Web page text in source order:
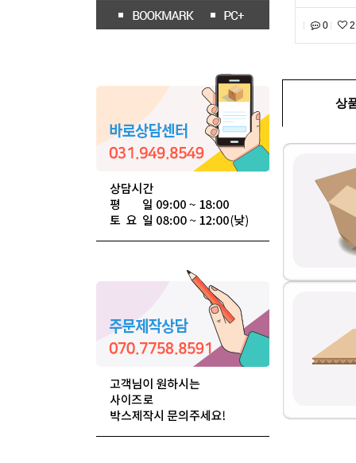
0 2
상